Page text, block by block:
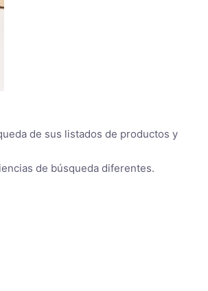
de sus listados de productos y
de búsqueda diferentes.